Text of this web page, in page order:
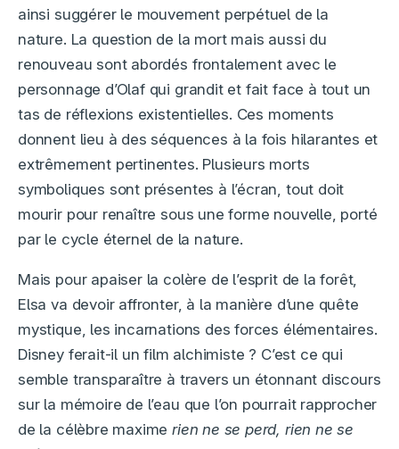
ainsi suggérer le mouvement perpétuel de la
nature. La question de la mort mais aussi du
renouveau sont abordés frontalement avec le
personnage d’Olaf qui grandit et fait face à tout un
tas de réflexions existentielles. Ces moments
donnent lieu à des séquences à la fois hilarantes et
extrêmement pertinentes. Plusieurs morts
symboliques sont présentes à l’écran, tout doit
mourir pour renaître sous une forme nouvelle, porté
par le cycle éternel de la nature.
Mais pour apaiser la colère de l’esprit de la forêt,
Elsa va devoir affronter, à la manière d’une quête
mystique, les incarnations des forces élémentaires.
Disney ferait-il un film alchimiste ? C’est ce qui
semble transparaître à travers un étonnant discours
sur la mémoire de l’eau que l’on pourrait rapprocher
de la célèbre maximerien ne se perd, rien ne se